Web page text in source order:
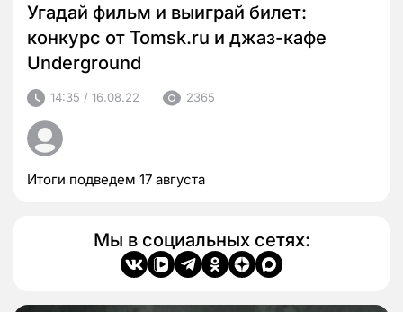
Угадай фильм и выиграй билет:
конкурс от Tomsk.ru и джаз-кафе
Underground
14:35 / 16.08.22 2365
Итоги подведем 17 августа
Мы в социальных сетях: